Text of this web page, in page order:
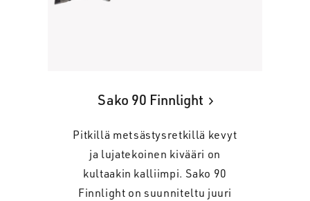
Sako 90 Finnlight
Pitkillä metsästysretkillä kevyt
ja lujatekoinen kivääri on
kultaakin kalliimpi. Sako 90
Finnlight on suunniteltu juuri